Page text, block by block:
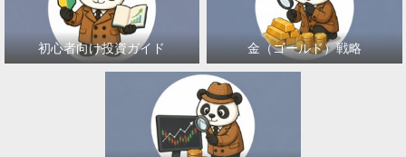
初心者向け投資ガイド 金（ゴールド）戦略